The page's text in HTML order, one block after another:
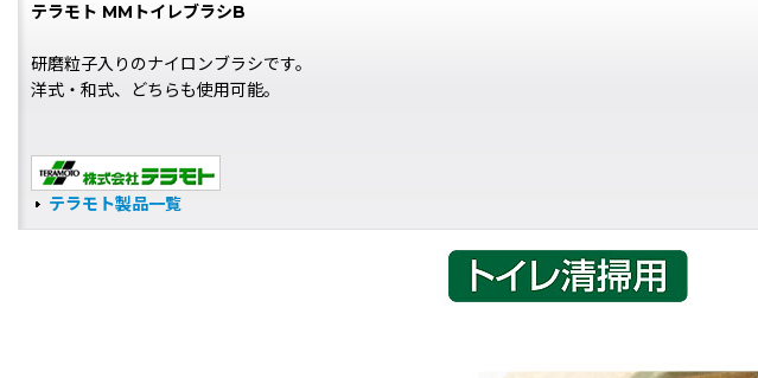
テラモト MMトイレブラシB
研磨粒子入りのナイロンブラシです。
洋式・和式、どちらも使用可能。
テラモト製品一覧